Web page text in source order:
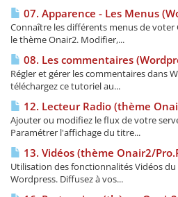
07. Apparence - Les Menus
Connaître les différents menus de voter
le thème Onair2. Modifier,...
08. Les commentaires
Régler et gérer les commentaires dans
téléchargez ce tutoriel au...
12. Lecteur Radio (thème
Ajouter ou modifiez le flux de votre
Paramétrer l'affichage du titre...
13. Vidéos (thème Onair2/
Utilisation des fonctionnalités Vidéos
Wordpress. Diffusez à vos...